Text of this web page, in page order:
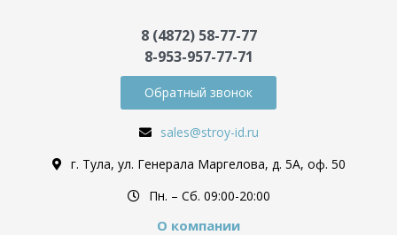
8 (4872) 58-77-77
8-953-957-77-71
Обратный звонок
sales@stroy-id.ru
г. Тула, ул. Генерала Маргелова, д. 5А, оф. 50
Пн. – Cб. 09:00-20:00
О компании